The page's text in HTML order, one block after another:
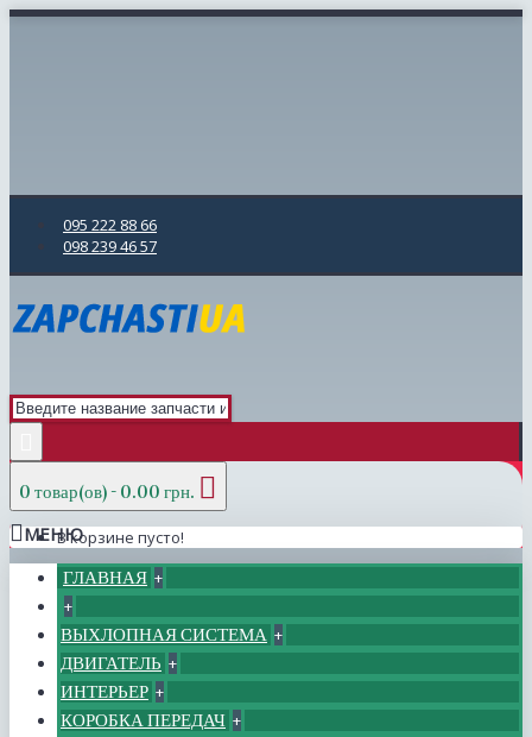
095 222 88 66
098 239 46 57
0 товар(ов) - 0.00 грн.
В корзине пусто!
МЕНЮ
ГЛАВНАЯ +
+
ВЫХЛОПНАЯ СИСТЕМА +
ДВИГАТЕЛЬ +
ИНТЕРЬЕР +
КОРОБКА ПЕРЕДАЧ +